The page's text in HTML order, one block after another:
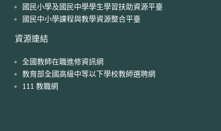
國民小學及國民中學學生學習扶助資源平臺
國民中小學課程與教學資源整合平臺
資源連結
全國教師在職進修資訊網
教育部全國高級中等以下學校教師選聘網
111 教職網